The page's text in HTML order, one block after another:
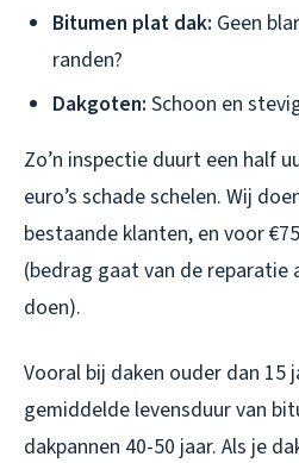
Bitumen plat dak: Geen
randen?
Dakgoten: Schoon en
Zo’n inspectie duurt een half
euro’s schade schelen. Wij
bestaande klanten, en voor
(bedrag gaat van de reparatie
doen).
Vooral bij daken ouder dan 15
gemiddelde levensduur van
dakpannen 40-50 jaar. Als je